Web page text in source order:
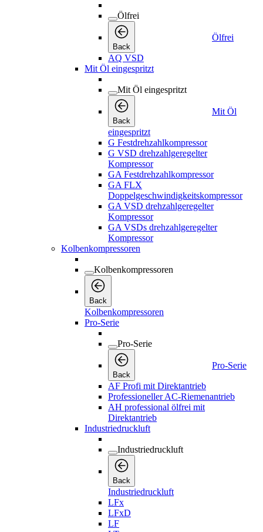
Ölfrei
Back
Ölfrei
AQ VSD
Mit Öl eingespritzt
Mit Öl eingespritzt
Back
Mit Öl
eingespritzt
G Festdrehzahlkompressor
G VSD drehzahlgeregelter
Kompressor
GA Festdrehzahlkompressor
GA FLX
Doppelgeschwindigkeitskompressor
GA VSD drehzahlgeregelter
Kompressor
GA VSDs drehzahlgeregelter
Kompressor
Kolbenkompressoren
Kolbenkompressoren
Back
Kolbenkompressoren
Pro-Serie
Pro-Serie
Back
Pro-Serie
AF Profi mit Direktantrieb
Professioneller AC-Riemenantrieb
AH professional ölfrei mit
Direktantrieb
Industriedruckluft
Industriedruckluft
Back
Industriedruckluft
LFx
LFxD
LF